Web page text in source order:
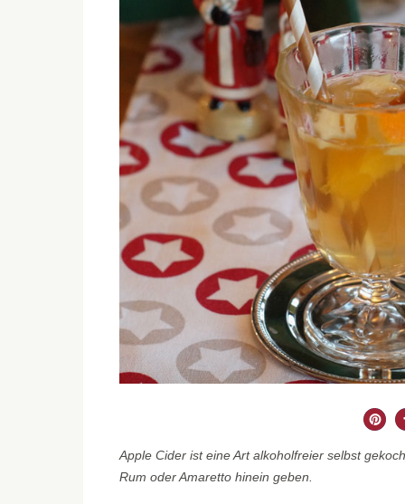
Apple Cider ist eine Art alkoholfreier selbst
Rum oder Amaretto hinein geben.